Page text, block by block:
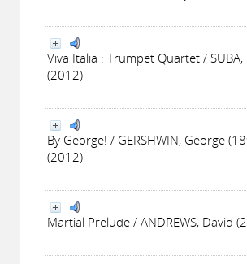
Viva Italia : Trumpet Quartet /
(2012)
By George! / GERSHWIN, George
(2012)
Martial Prelude / ANDREWS, David